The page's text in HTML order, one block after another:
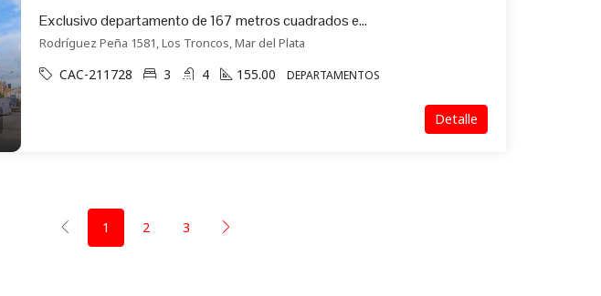
Exclusivo departamento de 167 metros cuadrados en venta en Los Troncos (105)
Rodríguez Peña 1581, Los Troncos, Mar del Plata
CAC-211728 3 4 155.00 DEPARTAMENTOS
Detalle
1 2 3